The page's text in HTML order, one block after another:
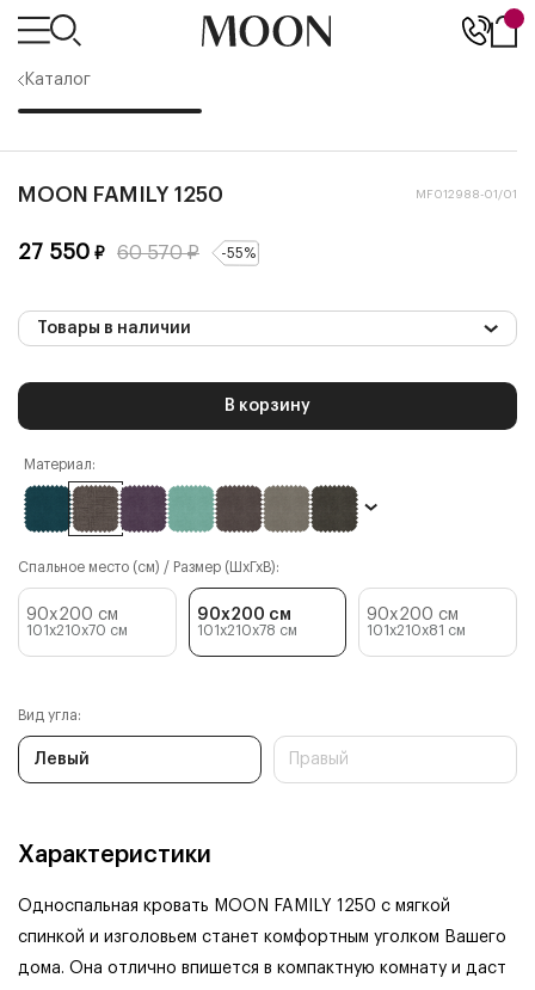
Каталог
MOON FAMILY 1250 MF012988-01/01
27 550 ₽ 60 570₽ -55%
Товары в наличии
В корзину
Материал:
Спальное место (см) / Размер (ШхГхВ):
90x200 см
101x210x70 см
90x200 см
101x210x78 см
90x200 см
101x210x81 см
Вид угла:
Левый Правый
Характеристики
Односпальная кровать MOON FAMILY 1250 с мягкой
спинкой и изголовьем станет комфортным уголком Вашего
дома. Она отлично впишется в компактную комнату и даст